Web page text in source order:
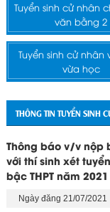
Tuyển sinh cử nhân
văn bằng 2
Tuyển sinh cử nhân
vừa học
THÔNG TIN TUYỂN SINH
Thông báo v/v nộp
với thí sinh xét
bậc THPT năm
Ngày đăng 21/07/2021